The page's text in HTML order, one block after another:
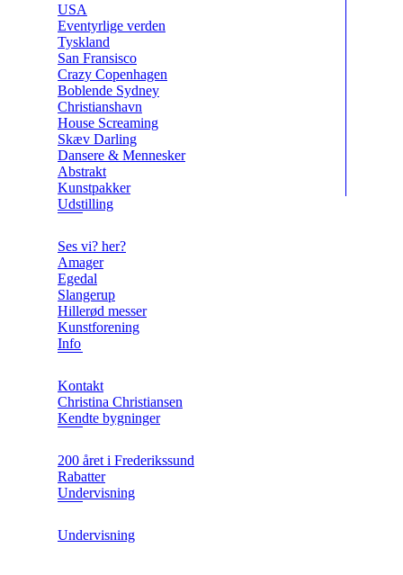
USA
Eventyrlige verden
Tyskland
San Fransisco
Crazy Copenhagen
Boblende Sydney
Christianshavn
House Screaming
Skæv Darling
Dansere & Mennesker
Abstrakt
Kunstpakker
Udstilling
Ses vi? her?
Amager
Egedal
Slangerup
Hillerød messer
Kunstforening
Info
Kontakt
Christina Christiansen
Kendte bygninger
200 året i Frederikssund
Rabatter
Undervisning
Undervisning